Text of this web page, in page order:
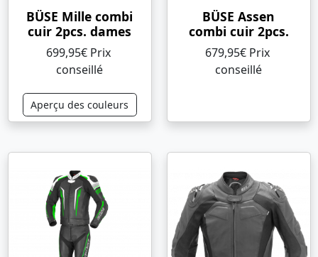
BÜSE Mille combi
cuir 2pcs. dames
699,95€ Prix ​​
conseillé
Aperçu des couleurs
BÜSE Assen
combi cuir 2pcs.
679,95€ Prix ​​
conseillé